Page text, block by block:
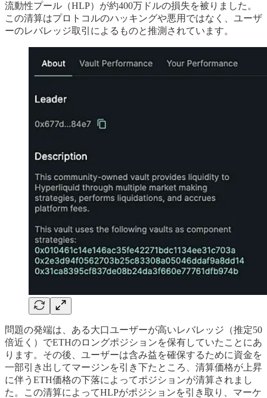
流動性プール（HLP）が約400万ドルの損失を被りました。
この清算はプロトコルのハッキングや悪用ではなく、ユーザ
ーのレバレッジ取引によるものと推測されています。
問題の発端は、ある大口ユーザーが高いレバレッジ（推定50
倍近く）でETHのロングポジションを保有していたことにあ
ります。その後、ユーザーは含み益を確保するために資金を
一部引き出してマージンを引き下たところ、清算価格が上昇
に伴うETH価格の下落によってポジションが清算されまし
た。この清算によってHLPがポジションを引き取り、マーケ